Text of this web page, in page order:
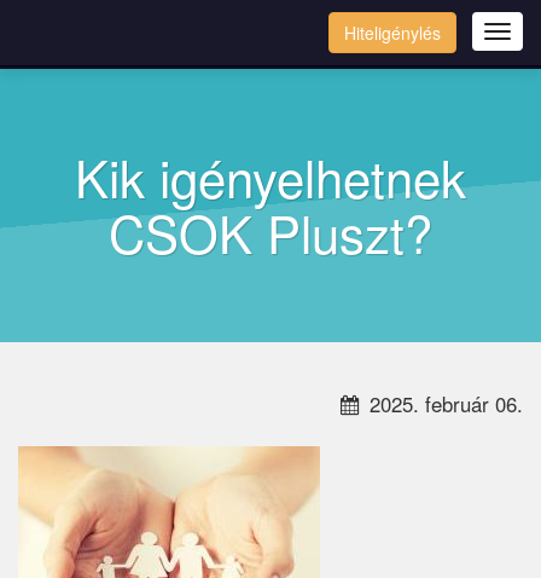
Hiteligénylés
Kik igényelhetnek
CSOK Pluszt?
2025. február 06.